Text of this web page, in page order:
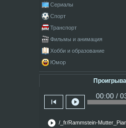
Сериалы
Спорт
Транспорт
Фильмы и анимация
Хобби и образование
Юмор
skip_previous play_circle
00:00 /
play_circle /_fr/Rammstein-